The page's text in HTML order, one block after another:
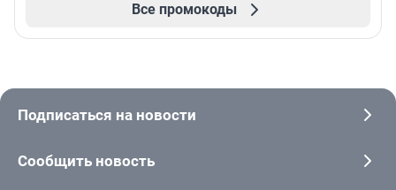
Все промокоды
Подписаться на новости
Сообщить новость